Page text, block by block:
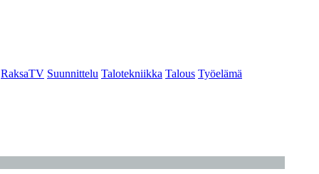
RaksaTV Suunnittelu Talotekniikka Talous Työelämä